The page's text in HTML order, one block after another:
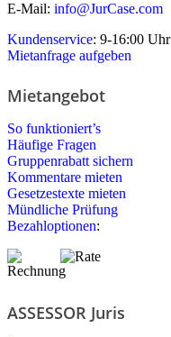
E-Mail: info@JurCase.com
Kundenservice: 9-16:00 Uhr
Mietanfrage aufgeben
Mietangebot
So funktioniert’s
Häufige Fragen
Gruppenrabatt sichern
Kommentare mieten
Gesetzestexte mieten
Mündliche Prüfung
Bezahloptionen:
ASSESSOR Juris